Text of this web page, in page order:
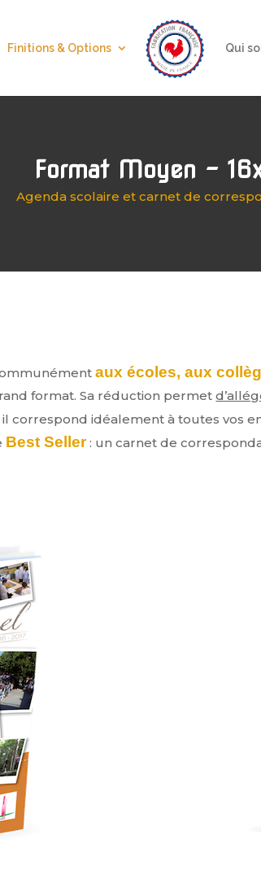
Finitions & Options Qui
Format Moyen -
Agenda scolaire et carnet de
aux écoles, aux
format. Sa réduction permet
il correspond idéalement à toutes vos
Best Seller: un carnet de